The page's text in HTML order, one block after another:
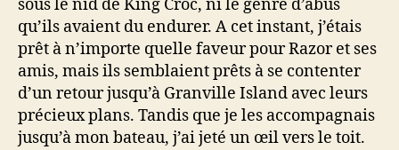
sous le nid de King Croc, ni le genre d’abus
qu’ils avaient du endurer. A cet instant, j’étais
prêt à n’importe quelle faveur pour Razor et ses
amis, mais ils semblaient prêts à se contenter
d’un retour jusqu’à Granville Island avec leurs
précieux plans. Tandis que je les accompagnais
jusqu’à mon bateau, j’ai jeté un œil vers le toit.